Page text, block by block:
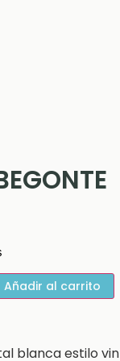
Añadir al carrito
blanca estilo